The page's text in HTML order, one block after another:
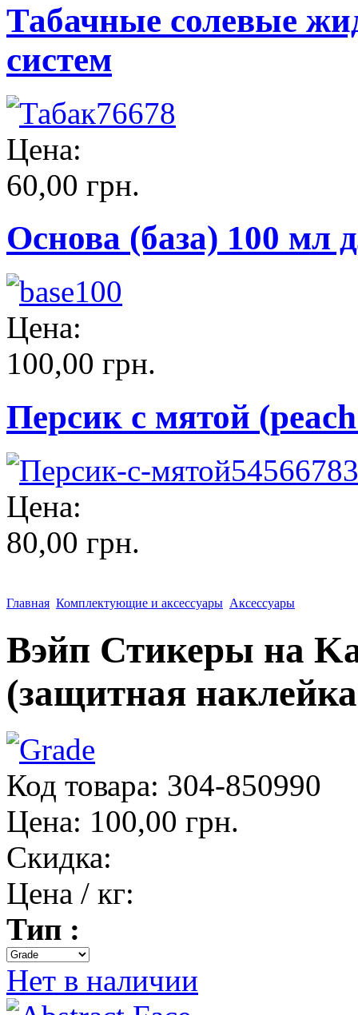
Табачные солевые
систем
Цена:
60,00 грн.
Основа (база) 100 мл
Цена:
100,00 грн.
Персик с мятой
Цена:
80,00 грн.
Главная Комплектующие и аксессуары Аксессуары
Вэйп Стикеры на
(защитная
Код товара: 304-850990
Цена: 100,00 грн.
Скидка:
Цена / кг:
Тип :
Нет в наличии